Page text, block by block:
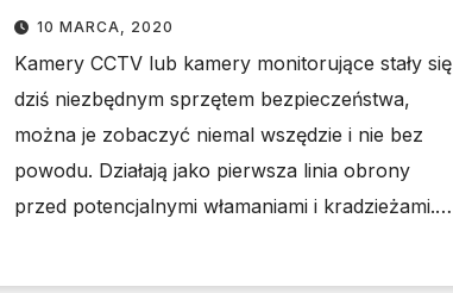
10 MARCA, 2020
Kamery CCTV lub kamery monitorujące stały się
dziś niezbędnym sprzętem bezpieczeństwa,
można je zobaczyć niemal wszędzie i nie bez
powodu. Działają jako pierwsza linia obrony
przed potencjalnymi włamaniami i kradzieżami.…